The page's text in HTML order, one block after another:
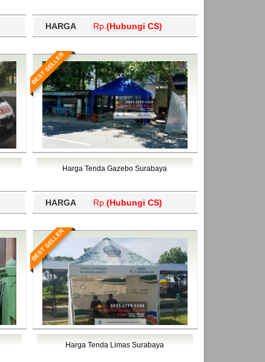
HARGA Rp. (Hubungi CS)
BEST SELLER
Harga Tenda Gazebo Surabaya
HARGA Rp. (Hubungi CS)
BEST SELLER
Harga Tenda Limas Surabaya